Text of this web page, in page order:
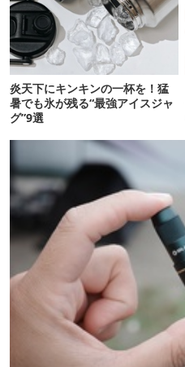
炎天下にキンキンの一杯を！猛
暑でも氷が残る“最強アイスジャ
グ”9選